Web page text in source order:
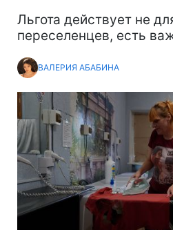
Льгота действует не
переселенцев, есть
ВАЛЕРИЯ АБАБИНА